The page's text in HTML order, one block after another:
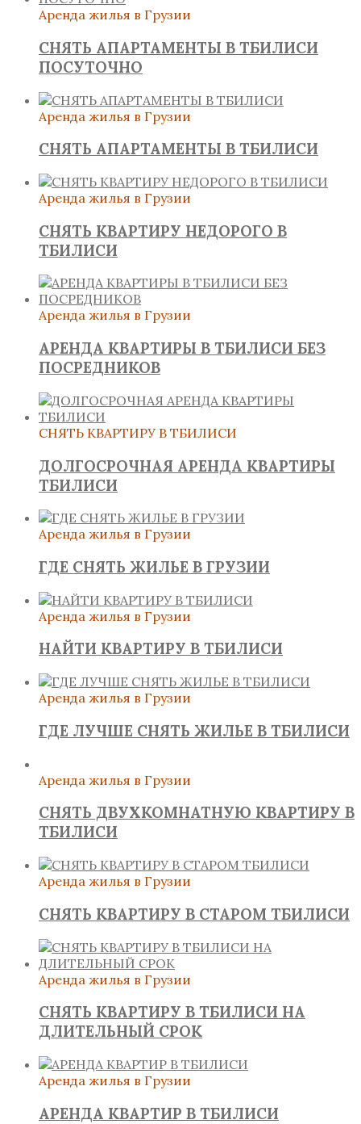
Аренда жилья в Грузии
СНЯТЬ АПАРТАМЕНТЫ В ТБИЛИСИ
ПОСУТОЧНО
Аренда жилья в Грузии
СНЯТЬ АПАРТАМЕНТЫ В ТБИЛИСИ
Аренда жилья в Грузии
СНЯТЬ КВАРТИРУ НЕДОРОГО В
ТБИЛИСИ
Аренда жилья в Грузии
АРЕНДА КВАРТИРЫ В ТБИЛИСИ БЕЗ
ПОСРЕДНИКОВ
СНЯТЬ КВАРТИРУ В ТБИЛИСИ
ДОЛГОСРОЧНАЯ АРЕНДА КВАРТИРЫ
ТБИЛИСИ
Аренда жилья в Грузии
ГДЕ СНЯТЬ ЖИЛЬЕ В ГРУЗИИ
Аренда жилья в Грузии
НАЙТИ КВАРТИРУ В ТБИЛИСИ
Аренда жилья в Грузии
ГДЕ ЛУЧШЕ СНЯТЬ ЖИЛЬЕ В ТБИЛИСИ
Аренда жилья в Грузии
СНЯТЬ ДВУХКОМНАТНУЮ КВАРТИРУ В
ТБИЛИСИ
Аренда жилья в Грузии
СНЯТЬ КВАРТИРУ В СТАРОМ ТБИЛИСИ
Аренда жилья в Грузии
СНЯТЬ КВАРТИРУ В ТБИЛИСИ НА
ДЛИТЕЛЬНЫЙ СРОК
Аренда жилья в Грузии
АРЕНДА КВАРТИР В ТБИЛИСИ